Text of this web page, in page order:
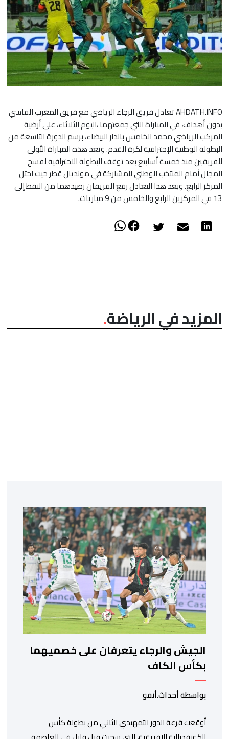
AHDATH.INFO تعادل فريق الرجاء الرياضي مع فريق المغرب الفاسي
بدون أهداف، في المباراة التي جمعتهما ،اليوم الثلاثاء، على أرضية
المركب الرياضي محمد الخامس بالدار البيضاء، برسم الدورة التاسعة من
البطولة الوطنية الإحترافية لكرة القدم. وتعد هذه المباراة الأولى
للفريقين منذ خمسة أسابيع بعد توقف البطولة الاحترافية لفسح
المجال أمام المنتخب الوطني للمشاركة في مونديال قطر حيث احتل
المركز الرابع. وبعد هذا التعادل رفع الفريقان رصيدهما من النقط إلى
13 في المركزين الرابع والخامس من 9 مباريات.
المزيد في الرياضة
الجيش والرجاء يتعرفان على خصميهما
بكأس الكاف
بواسطة أحداث.أنفو
أوقعت قرعة الدور التمهيدي الثاني من بطولة كأس